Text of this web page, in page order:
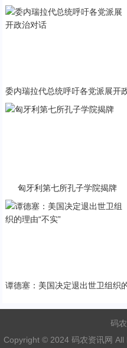
与PP终极火焰狂潮意外同框
委内瑞拉代总统呼吁各党派展开
匈牙利第七所孔子学院揭牌
谭德塞：美国决定退出世卫组织
码
Copyright © 2024 码农资讯网 All